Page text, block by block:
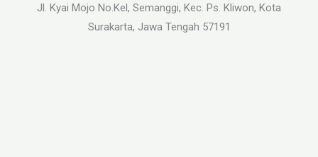
Jl. Kyai Mojo No.Kel, Semanggi, Kec. Ps. Kliwon, Kota
Surakarta, Jawa Tengah 57191